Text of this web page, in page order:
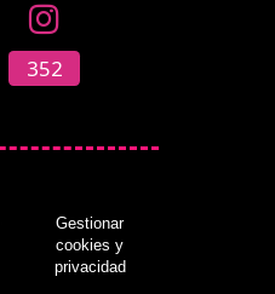
352
Gestionar
cookies y
privacidad